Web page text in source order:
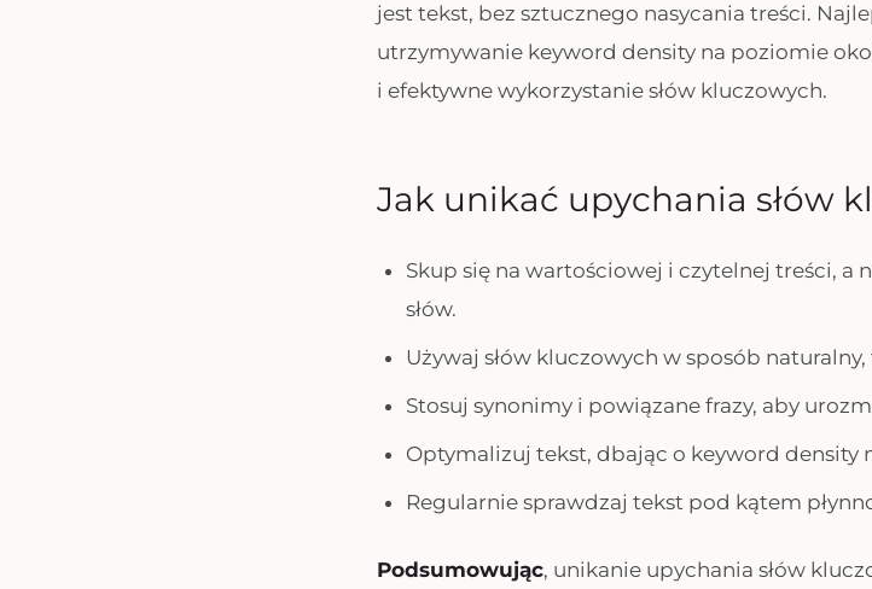
jest tekst, bez sztucznego nasycania treści.
utrzymywanie keyword density na poziomie
i efektywne wykorzystanie słów kluczowych.
Jak unikać upychania słów
Skup się na wartościowej i czytelnej treści,
słów.
Używaj słów kluczowych w sposób
Stosuj synonimy i powiązane frazy, aby
Optymalizuj tekst, dbając o keyword density
Regularnie sprawdzaj tekst pod kątem
Podsumowując, unikanie upychania słów